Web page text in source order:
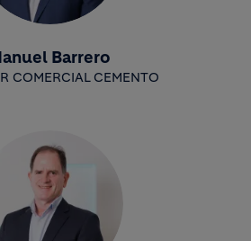
Barrero
COMERCIAL CEMENTO